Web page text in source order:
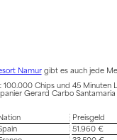
Namurgibt es auch jede
Chips und 45 Minuten
Gerard Carbo
Nation
Preisgeld
51.960 €